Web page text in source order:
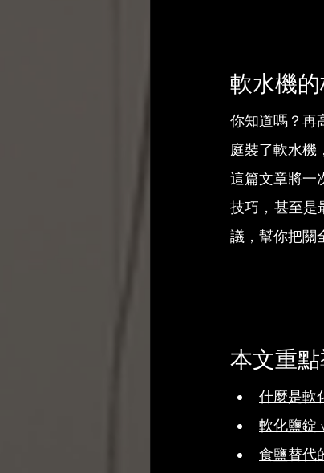
軟水機
你知道嗎？再
庭裝了軟水機
這篇文章將一
技巧，甚至是
議，幫你把關
本文重點
什麼是軟
軟化鹽錠
食鹽替代